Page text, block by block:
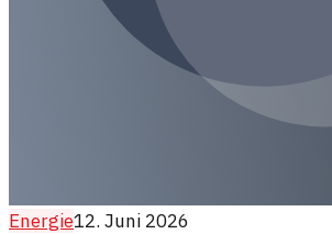
Energie12. Juni 2026